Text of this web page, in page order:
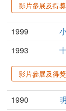
影片參展及得
1999
1993
影片參展及得
1990